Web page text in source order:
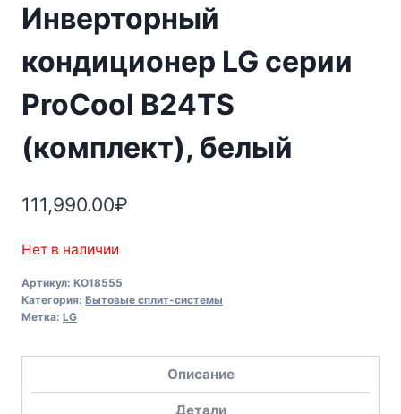
Инверторный
кондиционер LG серии
ProCool B24TS
(комплект), белый
111,990.00₽
Нет в наличии
Артикул: KO18555
Категория: Бытовые сплит-системы
Метка: LG
Описание
Детали